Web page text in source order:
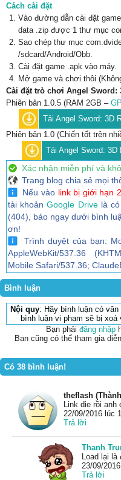
Cách cài đặt
Vào đường dẫn cài đặt
data .zip được 1 thư mục
Sao chép thư mục
/sdcard/Android/Obb.
Cài đặt game .apk vào máy.
Mở game và chơi thôi
Cài đặt trò chơi Angel Sword:
Phiên bản 1.0.5 (RAM 2GB –
Tải Angel Sword: 3D
Phiên bản 1.0 (Chiến tốt trên
Tải Angel Sword: 3D
Xác nhận miễn phí và
Trang blog chia sẻ mọi
Nếu vào link bị giới hạn
tài khoảnGoogle Drivelà có
(404), báo ngay dưới bình
ơn!
Trình duyệt của bạn:
AppleWebKit/537.36
Mobile Safari/537.36;
Bình luận
Nội quy: Hãy bình luận có
bình luận vi phạm sẽ bị
Bạn phải đăng nhập
Bạn cũng có thể tham gia
Có 38 bình luận!
theflash
Link die rồi anh
22/09/2016 lúc
Trả lời
Thanh
Load lại
23/09/
Trả lời